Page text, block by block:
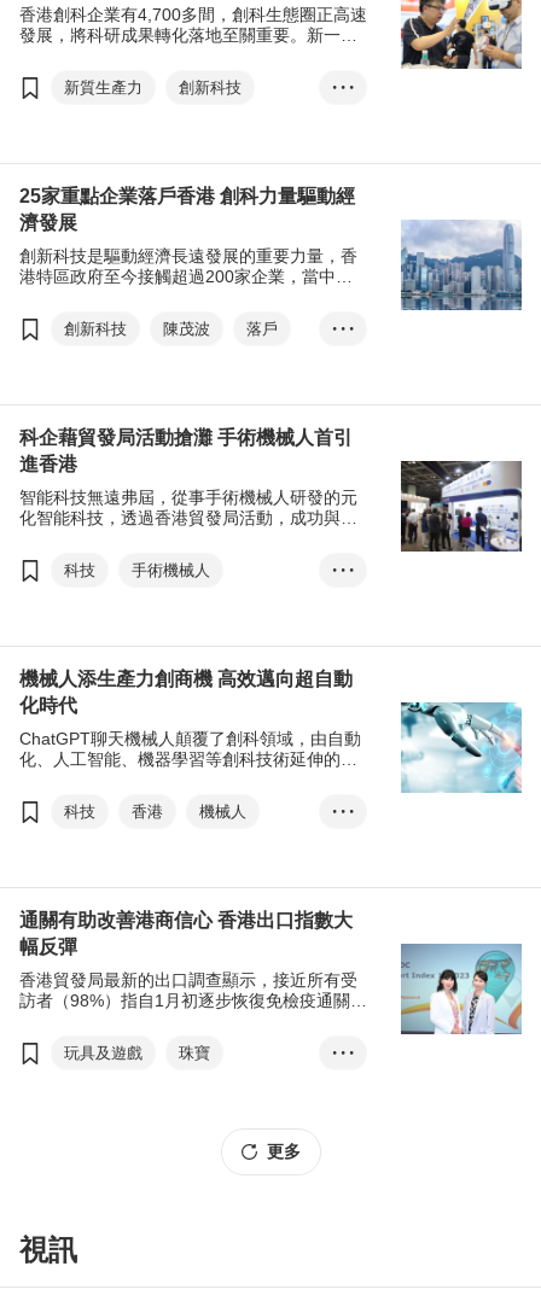
香港創科企業有4,700多間，創科生態圈正高速
發展，將科研成果轉化落地至關重要。新一屆
行，聚焦低空經濟、智慧出行、人工智能、機
械人技術、網路安全等創新科技領域，展示本
新質生產力
創新科技
• • •
25家重點企業落戶香港 創科力量驅動經
濟發展
創新科技是驅動經濟長遠發展的重要力量，香
港特區政府至今接觸超過200家企業，當中逾
規模，投資額逾170億港元。
創新科技 陳茂波
落戶
大數據
機械人
醫療
生命健康
• • •
科企藉貿發局活動搶灘 手術機械人首引
進香港
智能科技無遠弗屆，從事手術機械人研發的元
化智能科技，透過香港貿發局活動，成功與香
港。
科技
手術機械人
智能化醫療
內外循環
香港製造
• • •
機械人添生產力創商機 高效邁向超自動
化時代
ChatGPT聊天機械人顛覆了創科領域，由自動
化、人工智能、機器學習等創科技術延伸的
程，更高效率地協助企業擴展業務。
科技 香港
機械人
香港應用科技研究院
超自動化
• • •
通關有助改善港商信心 香港出口指數大
幅反彈
香港貿發局最新的出口調查顯示，接近所有受
訪者（98%）指自1月初逐步恢復免檢疫通關令
地出差，以及帶動了跨境商業往來。
玩具及遊戲
珠寶
香港出口增長
電子商貿
• • •
更多
視訊